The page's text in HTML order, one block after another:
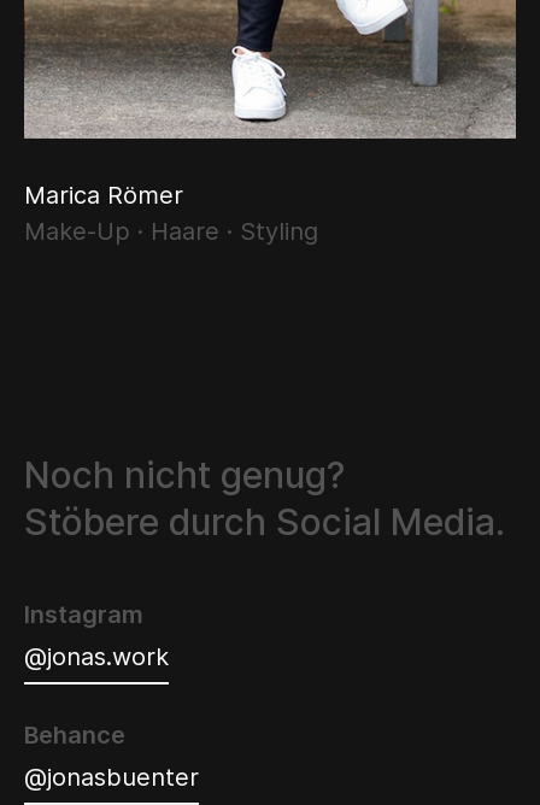
Marica Römer
Make-Up · Haare · Styling
Noch nicht genug?
Stöbere durch Social Media.
Instagram
@jonas.work
Behance
@jonasbuenter